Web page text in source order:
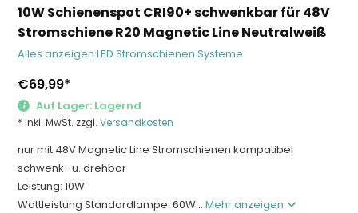
10W Schienenspot CRI90+ schwenkbar für 48V
Stromschiene R20 Magnetic Line Neutralweiß
Alles anzeigen LED Stromschienen Systeme
€69,99*
Auf Lager: Lagernd
* Inkl. MwSt. zzgl.Versandkosten
nur mit 48V Magnetic Line Stromschienen kompatibel
schwenk- u. drehbar
Leistung: 10W
Wattleistung Standardlampe: 60W...Mehr anzeigen